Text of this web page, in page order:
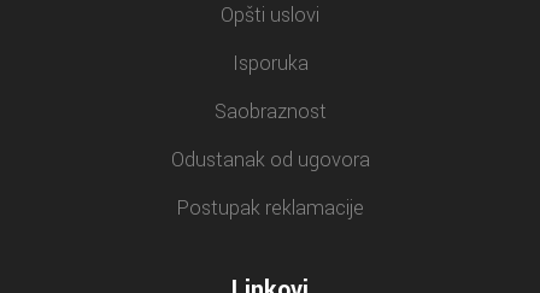
Opšti uslovi
Isporuka
Saobraznost
Odustanak od ugovora
Postupak reklamacije